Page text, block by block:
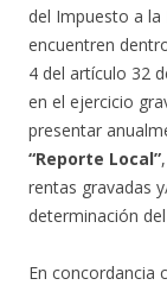
del Impuesto a
encuentren
4 del artículo 32
en el ejercicio
presentar
“Reporte Local”
rentas gravadas
determinación
En concordancia